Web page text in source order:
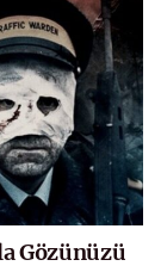
Gözünüzü